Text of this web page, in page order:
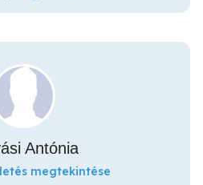
Antónia
megtekintése